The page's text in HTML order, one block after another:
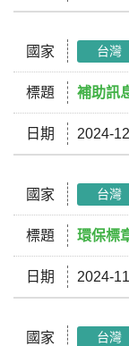
國家 台灣
標題 補助訊
日期 2024-
國家 台灣
標題 環保標
日期 2024-
國家 台灣